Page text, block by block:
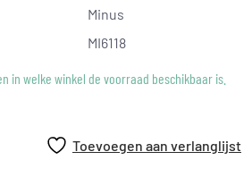
Minus
MI6118
in welke winkel de voorraad beschikbaar is.
Toevoegen aan verlanglijst